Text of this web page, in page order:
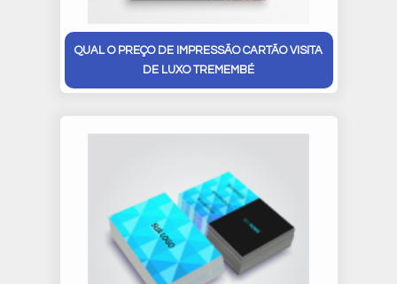
QUAL O PREÇO DE IMPRESSÃO CARTÃO VISITA
DE LUXO TREMEMBÉ